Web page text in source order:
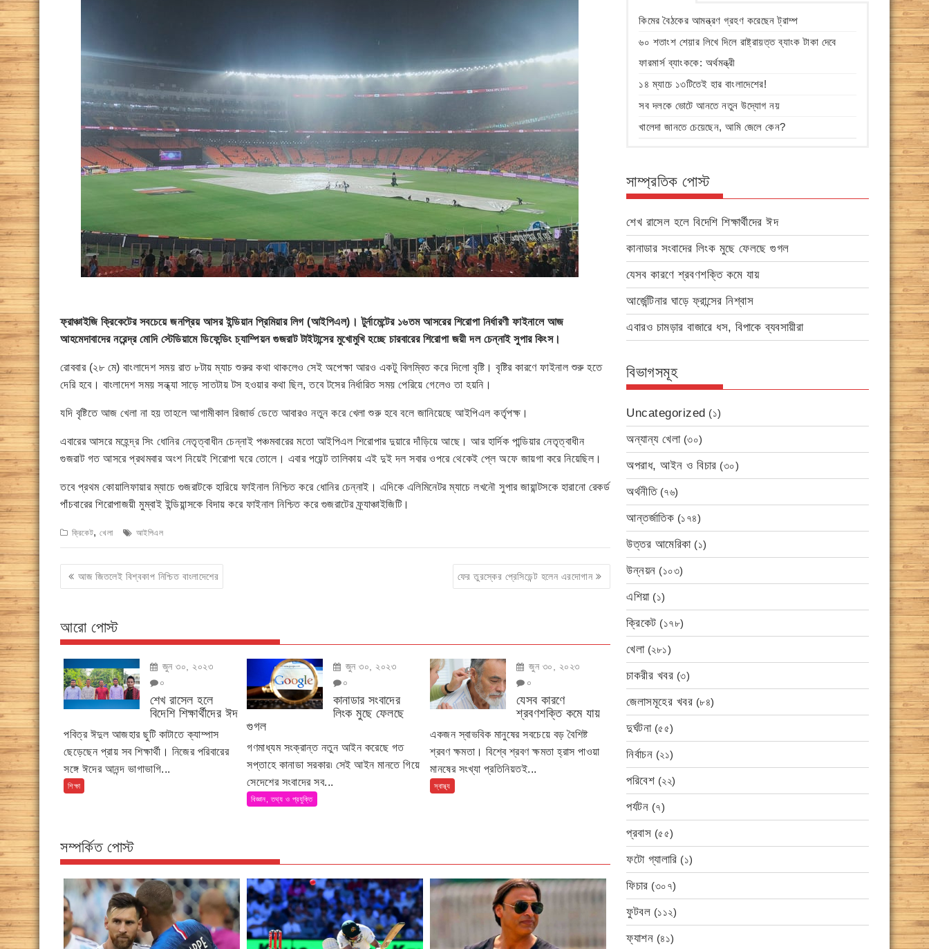
ফ্রাঞ্চাইজি ক্রিকেটের সবচেয়ে জনপ্রিয় আসর ইন্ডিয়ান প্রিমিয়ার লিগ (আইপিএল)। টুর্নামেন্টের ১৬তম আসরের শিরোপা নির্ধারণী ফাইনালে আজ
আহমেদাবাদের নরেন্দ্র মোদি স্টেডিয়ামে ডিফেন্ডিং চ্যাম্পিয়ন গুজরাট টাইটান্সের মুখোমুখি হচ্ছে চারবারের শিরোপা জয়ী দল চেন্নাই সুপার কিংস।
রোববার (২৮ মে) বাংলাদেশ সময় রাত ৮টায় ম্যাচ শুরুর কথা থাকলেও সেই অপেক্ষা আরও একটু বিলম্বিত করে দিলো বৃষ্টি। বৃষ্টির কারণে ফাইনাল শুরু হতে
দেরি হবে। বাংলাদেশ সময় সন্ধ্যা সাড়ে সাতটায় টস হওয়ার কথা ছিল, তবে টসের নির্ধারিত সময় পেরিয়ে গেলেও তা হয়নি।
যদি বৃষ্টিতে আজ খেলা না হয় তাহলে আগামীকাল রিজার্ভ ডেতে আবারও নতুন করে খেলা শুরু হবে বলে জানিয়েছে আইপিএল কর্তৃপক্ষ।
এবারের আসরে মহেন্দ্র সিং ধোনির নেতৃত্বাধীন চেন্নাই পঞ্চমবারের মতো আইপিএল শিরোপার দুয়ারে দাঁড়িয়ে আছে। আর হার্দিক পান্ডিয়ার নেতৃত্বাধীন
গুজরাট গত আসরে প্রথমবার অংশ নিয়েই শিরোপা ঘরে তোলে। এবার পয়েন্ট তালিকায় এই দুই দল সবার ওপরে থেকেই প্লে অফে জায়গা করে নিয়েছিল।
তবে প্রথম কোয়ালিফায়ার ম্যাচে গুজরাটকে হারিয়ে ফাইনাল নিশ্চিত করে ধোনির চেন্নাই। এদিকে এলিমিনেটর ম্যাচে লখনৌ সুপার জায়ান্টসকে হারানো রেকর্ড
পাঁচবারের শিরোপাজয়ী মুম্বাই ইন্ডিয়ান্সকে বিদায় করে ফাইনাল নিশ্চিত করে গুজরাটের ফ্র্যাঞ্চাইজিটি।
ক্রিকেট, খেলা আইপিএল
Post
navigation
আজ জিতলেই বিশ্বকাপ নিশ্চিত বাংলাদেশের ফের তুরস্কের প্রেসিডেন্ট হলেন এরদোগান
আরো পোস্ট
জুন ৩০, ২০২৩
০
শেখ রাসেল হলে
বিদেশি শিক্ষার্থীদের ঈদ
পবিত্র ঈদুল আজহার ছুটি কাটাতে ক্যাম্পাস
ছেড়েছেন প্রায় সব শিক্ষার্থী। নিজের পরিবারের
সঙ্গে ঈদের আনন্দ ভাগাভাগি...
শিক্ষা
জুন ৩০, ২০২৩
০
কানাডার সংবাদের
লিংক মুছে ফেলছে
গুগল
গণমাধ্যম সংক্রান্ত নতুন আইন করেছে গত
সপ্তাহে কানাডা সরকার৷ সেই আইন মানতে গিয়ে
সেদেশের সংবাদের সব...
বিজ্ঞান, তথ্য ও প্রযুক্তি
জুন ৩০, ২০২৩
০
যেসব কারণে
শ্রবণশক্তি কমে যায়
একজন স্বাভবিক মানুষের সবচেয়ে বড় বৈশিষ্ট
শ্রবণ ক্ষমতা। বিশ্বে শ্রবণ ক্ষমতা হ্রাস পাওয়া
মানষের সংখ্যা প্রতিনিয়তই...
স্বাস্থ্য
সম্পর্কিত পোস্ট
কিমের বৈঠকের আমন্ত্রণ গ্রহণ করেছেন ট্রাম্প
৬০ শতাংশ শেয়ার লিখে দিলে রাষ্ট্রায়ত্ত ব্যাংক টাকা দেবে
ফারমার্স ব্যাংককে: অর্থমন্ত্রী
১৪ ম্যাচে ১৩টিতেই হার বাংলাদেশের!
সব দলকে ভোটে আনতে নতুন উদ্যোগ নয়
খালেদা জানতে চেয়েছেন, আমি জেলে কেন?
সাম্প্রতিক পোস্ট
শেখ রাসেল হলে বিদেশি শিক্ষার্থীদের ঈদ
কানাডার সংবাদের লিংক মুছে ফেলছে গুগল
যেসব কারণে শ্রবণশক্তি কমে যায়
আর্জেন্টিনার ঘাড়ে ফ্রান্সের নিশ্বাস
এবারও চামড়ার বাজারে ধস, বিপাকে ব্যবসায়ীরা
বিভাগসমূহ
Uncategorized (১)
অন্যান্য খেলা(৩০)
অপরাধ, আইন ও বিচার (৩০)
অর্থনীতি(৭৬)
আন্তর্জাতিক (১৭৪)
উত্তর আমেরিকা(১)
উন্নয়ন (১০৩)
এশিয়া(১)
ক্রিকেট (১৭৮)
খেলা(২৮১)
চাকরীর খবর (৩)
জেলাসমূহের খবর (৮৪)
দুর্ঘটনা(৫৫)
নির্বাচন (২১)
পরিবেশ (২২)
পর্যটন (৭)
প্রবাস (৫৫)
ফটো গ্যালারি (১)
ফিচার (৩০৭)
ফুটবল (১১২)
ফ্যাশন (৪১)